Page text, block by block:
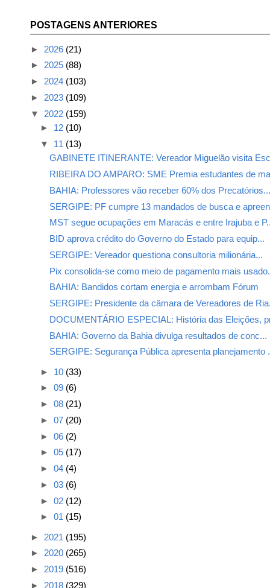
POSTAGENS ANTERIORES
► 2026 (21)
► 2025 (88)
► 2024 (103)
► 2023 (109)
▼ 2022 (159)
► 12 (10)
▼ 11 (13)
GABINETE ITINERANTE: Vereador Miguelão visita
RIBEIRA DO AMPARO: SME Premia estudantes de
BAHIA: Professores vão receber 60% dos
SERGIPE: PF cumpre 13 mandados de busca e
MST segue ocupações em Maracás e entre Irajuba e
BID aprova crédito do Governo do Estado para equip...
SERGIPE: Vereador questiona consultoria milionária...
Pix consolida-se como meio de pagamento mais
BAHIA: Bandidos cortam energia e arrombam Fórum
SERGIPE: Presidente da câmara de Vereadores de
DOCUMENTÁRIO ESPECIAL: História das Eleições,
BAHIA: Governo da Bahia divulga resultados de conc...
SERGIPE: Segurança Pública apresenta planejamento
► 10 (33)
► 09 (6)
► 08 (21)
► 07 (20)
► 06 (2)
► 05 (17)
► 04 (4)
► 03 (6)
► 02 (12)
► 01 (15)
► 2021 (195)
► 2020 (265)
► 2019 (516)
► 2018 (329)